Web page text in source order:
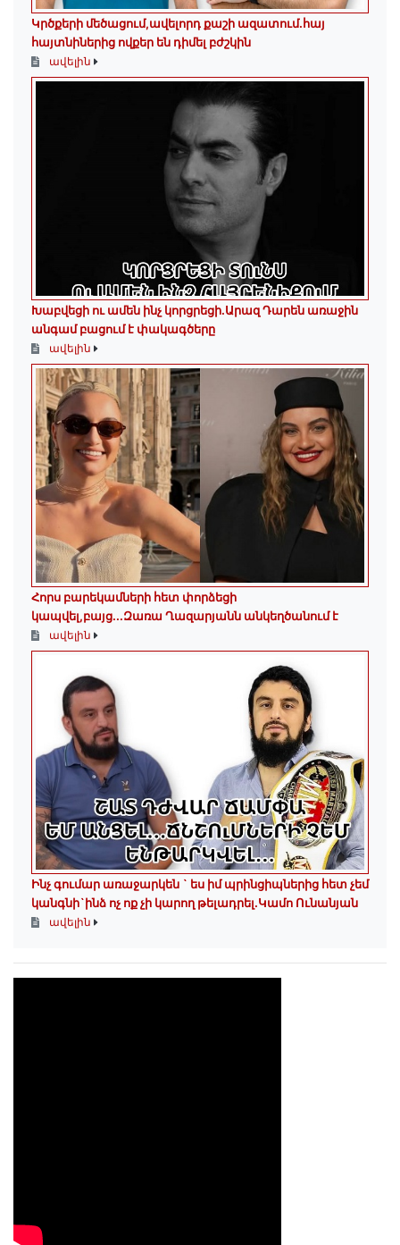
Կրծքերի մեծացում,ավելորդ քաշի ազատում.հայ
հայտնիներից ովքեր են դիմել բժշկին
ավելին
Խաբվեցի ու ամեն ինչ կորցրեցի.Արազ Դարեն առաջին
անգամ բացում է փակագծերը
ավելին
Հորս բարեկամների հետ փորձեցի
կապվել,բայց...Զառա Ղազարյանն անկեղծանում է
ավելին
Ինչ գումար առաջարկեն ` ես իմ պրինցիպներից հետ չեմ
կանգնի`ինձ ոչ ոք չի կարող թելադրել.Կամո Ունանյան
ավելին